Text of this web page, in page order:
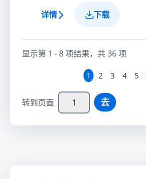
详情 下载
显示第 1 - 8项结果，共36项
1 2 3 4 5
转到页面 去